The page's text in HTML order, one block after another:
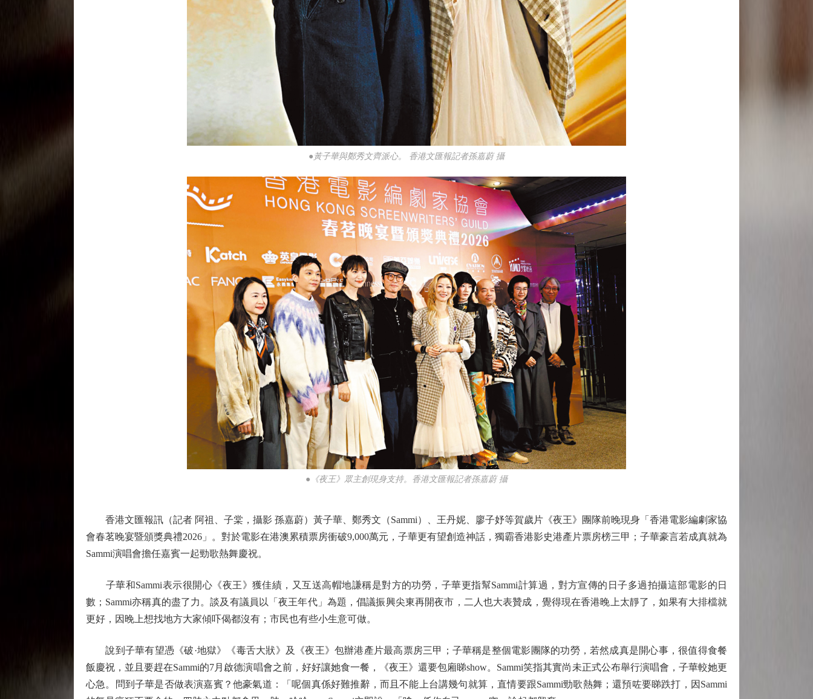
●黃子華與鄭秀文齊派心。 香港文匯報記者孫嘉蔚 攝
●《夜王》眾主創現身支持。香港文匯報記者孫嘉蔚 攝
香港文匯報訊（記者 阿祖、子棠，攝影 孫嘉蔚）黃子華、鄭秀文（Sammi）、王丹妮、廖子妤等賀歲片《夜王》團隊前晚現身「香港電影編劇家協
會春茗晚宴暨頒獎典禮2026」。對於電影在港澳累積票房衝破9,000萬元，子華更有望創造神話，獨霸香港影史港產片票房榜三甲；子華豪言若成真就為
Sammi演唱會擔任嘉賓一起勁歌熱舞慶祝。
子華和Sammi表示很開心《夜王》獲佳績，又互送高帽地謙稱是對方的功勞，子華更指幫Sammi計算過，對方宣傳的日子多過拍攝這部電影的日
數；Sammi亦稱真的盡了力。談及有議員以「夜王年代」為題，倡議振興尖東再開夜市，二人也大表贊成，覺得現在香港晚上太靜了，如果有大排檔就
更好，因晚上想找地方大家傾吓偈都沒有；市民也有些小生意可做。
說到子華有望憑《破·地獄》《毒舌大狀》及《夜王》包辦港產片最高票房三甲；子華稱是整個電影團隊的功勞，若然成真是開心事，很值得食餐
飯慶祝，並且要趕在Sammi的7月啟德演唱會之前，好好讓她食一餐，《夜王》還要包廂睇show。Sammi笑指其實尚未正式公布舉行演唱會，子華較她更
心急。問到子華是否做表演嘉賓？他豪氣道：「呢個真係好難推辭，而且不能上台講幾句就算，直情要跟Sammi勁歌熱舞；還預咗要睇跌打，因Sammi